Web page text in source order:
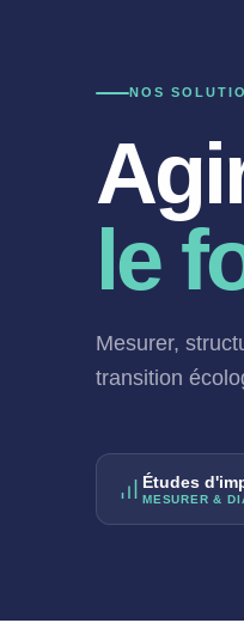
NOS
le
Mesurer,
transition
Études
MESURER &